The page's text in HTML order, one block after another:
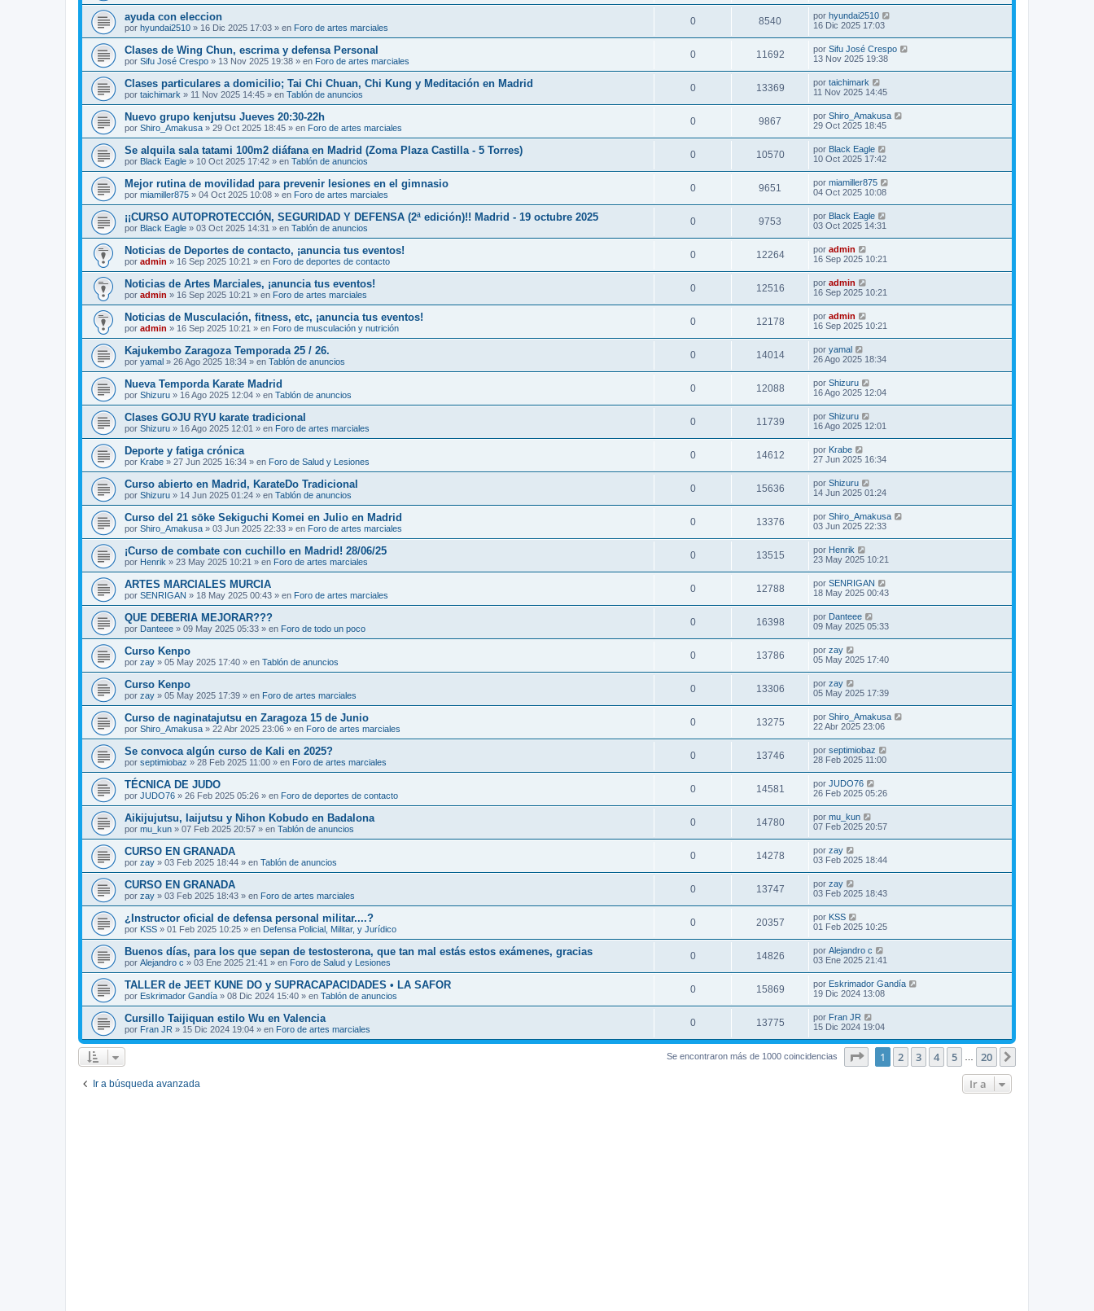
ayuda con eleccion
por hyundai2510 » 16 Dic 2025 17:03 » en Foro de artes marciales
0 8540 por hyundai2510
16 Dic 2025 17:03
Clases de Wing Chun, escrima y defensa Personal
por Sifu José Crespo » 13 Nov 2025 19:38 » en Foro de artes marciales
0 11692 por Sifu José Crespo
13 Nov 2025 19:38
Clases particulares a domicilio; Tai Chi Chuan, Chi Kung y Meditación en Madrid
por taichimark » 11 Nov 2025 14:45 » en Tablón de anuncios
0 13369 por taichimark
11 Nov 2025 14:45
Nuevo grupo kenjutsu Jueves 20:30-22h
por Shiro_Amakusa » 29 Oct 2025 18:45 » en Foro de artes marciales
0 9867 por Shiro_Amakusa
29 Oct 2025 18:45
Se alquila sala tatami 100m2 diáfana en Madrid (Zoma Plaza Castilla - 5 Torres)
por Black Eagle » 10 Oct 2025 17:42 » en Tablón de anuncios
0 10570 por Black Eagle
10 Oct 2025 17:42
Mejor rutina de movilidad para prevenir lesiones en el gimnasio
por miamiller875 » 04 Oct 2025 10:08 » en Foro de artes marciales
0 9651 por miamiller875
04 Oct 2025 10:08
¡¡CURSO AUTOPROTECCIÓN, SEGURIDAD Y DEFENSA (2ª edición)!! Madrid - 19 octubre 2025
por Black Eagle » 03 Oct 2025 14:31 » en Tablón de anuncios
0 9753 por Black Eagle
03 Oct 2025 14:31
Noticias de Deportes de contacto, ¡anuncia tus eventos!
por admin » 16 Sep 2025 10:21 » en Foro de deportes de contacto
0 12264 por admin
16 Sep 2025 10:21
Noticias de Artes Marciales, ¡anuncia tus eventos!
por admin » 16 Sep 2025 10:21 » en Foro de artes marciales
0 12516 por admin
16 Sep 2025 10:21
Noticias de Musculación, fitness, etc, ¡anuncia tus eventos!
por admin » 16 Sep 2025 10:21 » en Foro de musculación y nutrición
0 12178 por admin
16 Sep 2025 10:21
Kajukembo Zaragoza Temporada 25 / 26.
por yamal » 26 Ago 2025 18:34 » en Tablón de anuncios
0 14014 por yamal
26 Ago 2025 18:34
Nueva Temporda Karate Madrid
por Shizuru » 16 Ago 2025 12:04 » en Tablón de anuncios
0 12088 por Shizuru
16 Ago 2025 12:04
Clases GOJU RYU karate tradicional
por Shizuru » 16 Ago 2025 12:01 » en Foro de artes marciales
0 11739 por Shizuru
16 Ago 2025 12:01
Deporte y fatiga crónica
por Krabe » 27 Jun 2025 16:34 » en Foro de Salud y Lesiones
0 14612 por Krabe
27 Jun 2025 16:34
Curso abierto en Madrid, KarateDo Tradicional
por Shizuru » 14 Jun 2025 01:24 » en Tablón de anuncios
0 15636 por Shizuru
14 Jun 2025 01:24
Curso del 21 sōke Sekiguchi Komei en Julio en Madrid
por Shiro_Amakusa » 03 Jun 2025 22:33 » en Foro de artes marciales
0 13376 por Shiro_Amakusa
03 Jun 2025 22:33
¡Curso de combate con cuchillo en Madrid! 28/06/25
por Henrik » 23 May 2025 10:21 » en Foro de artes marciales
0 13515 por Henrik
23 May 2025 10:21
ARTES MARCIALES MURCIA
por SENRIGAN » 18 May 2025 00:43 » en Foro de artes marciales
0 12788 por SENRIGAN
18 May 2025 00:43
QUE DEBERIA MEJORAR???
por Danteee » 09 May 2025 05:33 » en Foro de todo un poco
0 16398 por Danteee
09 May 2025 05:33
Curso Kenpo
por zay » 05 May 2025 17:40 » en Tablón de anuncios
0 13786 por zay
05 May 2025 17:40
Curso Kenpo
por zay » 05 May 2025 17:39 » en Foro de artes marciales
0 13306 por zay
05 May 2025 17:39
Curso de naginatajutsu en Zaragoza 15 de Junio
por Shiro_Amakusa » 22 Abr 2025 23:06 » en Foro de artes marciales
0 13275 por Shiro_Amakusa
22 Abr 2025 23:06
Se convoca algún curso de Kali en 2025?
por septimiobaz » 28 Feb 2025 11:00 » en Foro de artes marciales
0 13746 por septimiobaz
28 Feb 2025 11:00
TÉCNICA DE JUDO
por JUDO76 » 26 Feb 2025 05:26 » en Foro de deportes de contacto
0 14581 por JUDO76
26 Feb 2025 05:26
Aikijujutsu, Iaijutsu y Nihon Kobudo en Badalona
por mu_kun » 07 Feb 2025 20:57 » en Tablón de anuncios
0 14780 por mu_kun
07 Feb 2025 20:57
CURSO EN GRANADA
por zay » 03 Feb 2025 18:44 » en Tablón de anuncios
0 14278 por zay
03 Feb 2025 18:44
CURSO EN GRANADA
por zay » 03 Feb 2025 18:43 » en Foro de artes marciales
0 13747 por zay
03 Feb 2025 18:43
¿Instructor oficial de defensa personal militar....?
por KSS » 01 Feb 2025 10:25 » en Defensa Policial, Militar, y Jurídico
0 20357 por KSS
01 Feb 2025 10:25
Buenos días, para los que sepan de testosterona, que tan mal estás estos exámenes, gracias
por Alejandro c » 03 Ene 2025 21:41 » en Foro de Salud y Lesiones
0 14826 por Alejandro c
03 Ene 2025 21:41
TALLER de JEET KUNE DO y SUPRACAPACIDADES • LA SAFOR
por Eskrimador Gandía » 08 Dic 2024 15:40 » en Tablón de anuncios
0 15869 por Eskrimador Gandía
19 Dic 2024 13:08
Cursillo Taijiquan estilo Wu en Valencia
por Fran JR » 15 Dic 2024 19:04 » en Foro de artes marciales
0 13775 por Fran JR
15 Dic 2024 19:04
Se encontraron más de 1000 coincidencias Página1 de 20
1 2 3 4 5 20
Ir a búsqueda avanzada Ir a